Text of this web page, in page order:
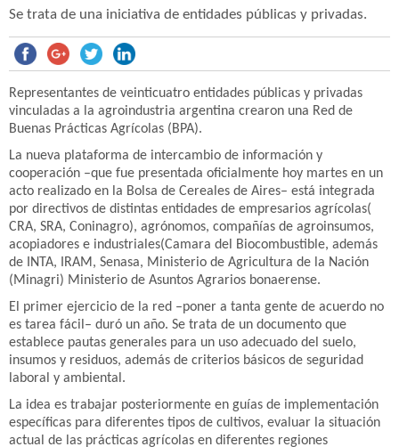
Se trata de una iniciativa de entidades públicas y privadas.
Representantes de veinticuatro entidades públicas y privadas
vinculadas a la agroindustria argentina crearon una Red de
Buenas Prácticas Agrícolas (BPA).
La nueva plataforma de intercambio de información y
cooperación –que fue presentada oficialmente hoy martes en un
acto realizado en la Bolsa de Cereales de Aires– está integrada
por directivos de distintas entidades de empresarios agrícolas(
CRA, SRA, Coninagro), agrónomos, compañías de agroinsumos,
acopiadores e industriales(Camara del Biocombustible, además
de INTA, IRAM, Senasa, Ministerio de Agricultura de la Nación
(Minagri) Ministerio de Asuntos Agrarios bonaerense.
El primer ejercicio de la red –poner a tanta gente de acuerdo no
es tarea fácil– duró un año. Se trata de un documento que
establece pautas generales para un uso adecuado del suelo,
insumos y residuos, además de criterios básicos de seguridad
laboral y ambiental.
La idea es trabajar posteriormente en guías de implementación
específicas para diferentes tipos de cultivos, evaluar la situación
actual de las prácticas agrícolas en diferentes regiones